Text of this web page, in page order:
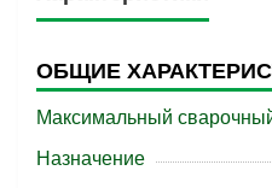
ОБЩИЕ
Максимальный
Назначение